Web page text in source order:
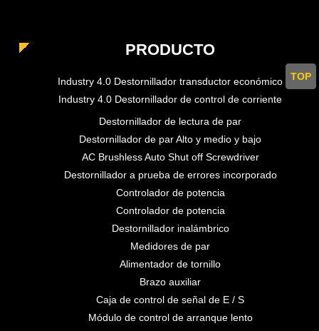
TOP
PRODUCTO
Industry 4.0 Destornillador transductor económico
Industry 4.0 Destornillador de control de corriente
Destornillador de lectura de par
Destornillador de par Alto y medio y bajo
AC Brushless Auto Shut off Screwdriver
Destornillador a prueba de errores incorporado
Controlador de potencia
Controlador de potencia
Destornillador inalámbrico
Medidores de par
Alimentador de tornillo
Brazo auxiliar
Caja de control de señal de E / S
Módulo de control de arranque lento